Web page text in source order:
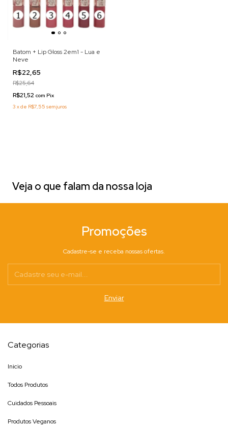
Batom + Lip Gloss 2em1 - Lua e
Neve
R$22,65
R$25,64
R$21,52 com Pix
3 xde R$7,55 sem juros
Veja o que falam da nossa loja
Promoções
Cadastre-se e receba nossas ofertas.
Categorias
Inicio
Todos Produtos
Cuidados Pessoais
Produtos Veganos